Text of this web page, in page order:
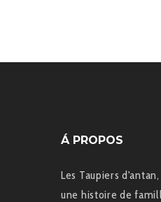
Á PROPOS
Les Taupiers
une histoire de